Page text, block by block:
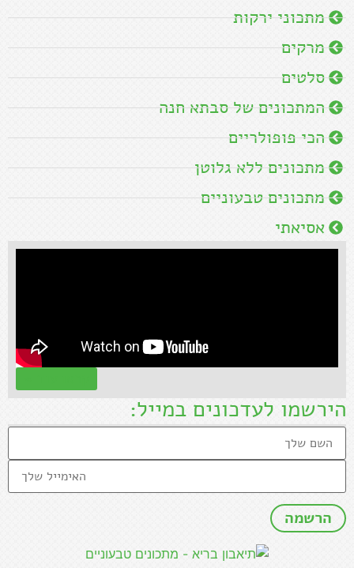
מתכוני ירקות
מרקים
סלטים
המתכונים של סבתא חנה
הכי פופולריים
מתכונים ללא גלוטן
מתכונים טבעוניים
אסיאתי
הירשמו לעדכונים במייל: